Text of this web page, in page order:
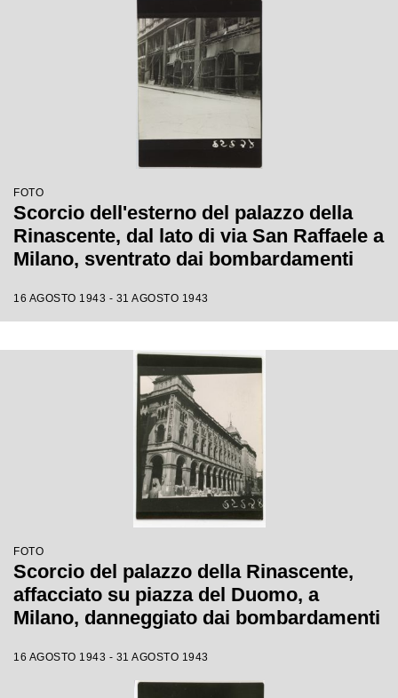
FOTO
Scorcio dell'esterno del palazzo della
Rinascente, dal lato di via San Raffaele a
Milano, sventrato dai bombardamenti
16 AGOSTO 1943 - 31 AGOSTO 1943
FOTO
Scorcio del palazzo della Rinascente,
affacciato su piazza del Duomo, a
Milano, danneggiato dai bombardamenti
16 AGOSTO 1943 - 31 AGOSTO 1943